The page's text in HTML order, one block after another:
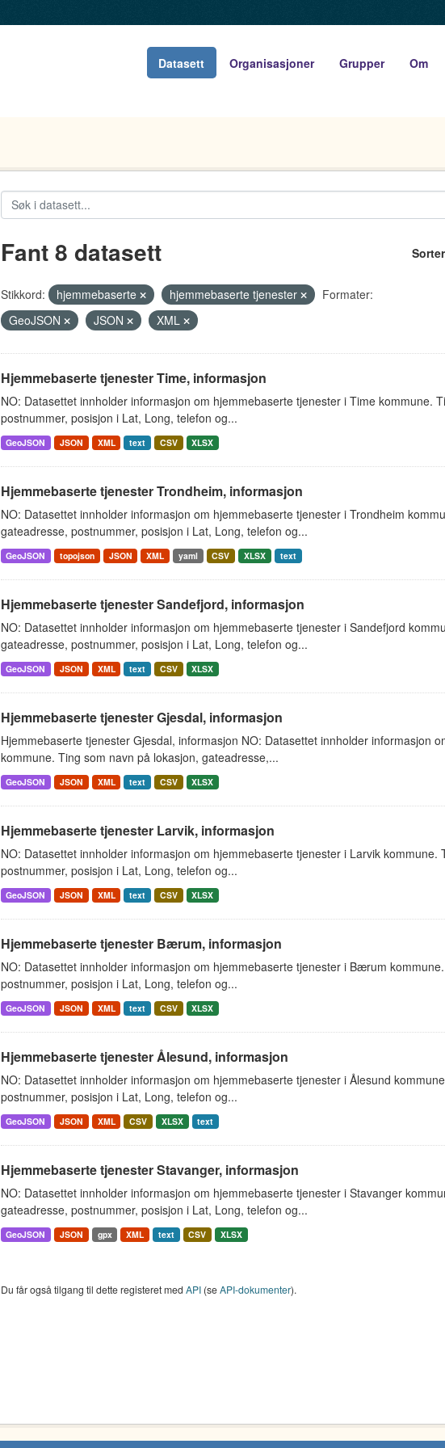
Datasett Organisasjoner Grupper Om
Fant 8 datasett
Stikkord: hjemmebaserte hjemmebaserte tjenester
Formater:
GeoJSON
JSON XML
Hjemmebaserte tjenester Time, informasjon
NO: Datasettet innholder informasjon om hjemmebaserte tjenester i Time kommune.
postnummer, posisjon i Lat, Long, telefon og...
GeoJSON JSON XML text CSV XLSX
Hjemmebaserte tjenester Trondheim, informasjon
NO: Datasettet innholder informasjon om hjemmebaserte tjenester i Trondheim
gateadresse, postnummer, posisjon i Lat, Long, telefon og...
GeoJSON topojson JSON XML yaml CSV XLSX text
Hjemmebaserte tjenester Sandefjord, informasjon
NO: Datasettet innholder informasjon om hjemmebaserte tjenester i Sandefjord
gateadresse, postnummer, posisjon i Lat, Long, telefon og...
GeoJSON JSON XML text CSV XLSX
Hjemmebaserte tjenester Gjesdal, informasjon
Hjemmebaserte tjenester Gjesdal, informasjon NO: Datasettet innholder informasjon
kommune. Ting som navn på lokasjon, gateadresse,...
GeoJSON JSON XML text CSV XLSX
Hjemmebaserte tjenester Larvik, informasjon
NO: Datasettet innholder informasjon om hjemmebaserte tjenester i Larvik
postnummer, posisjon i Lat, Long, telefon og...
GeoJSON JSON XML text CSV XLSX
Hjemmebaserte tjenester Bærum, informasjon
NO: Datasettet innholder informasjon om hjemmebaserte tjenester i Bærum
postnummer, posisjon i Lat, Long, telefon og...
GeoJSON JSON XML text CSV XLSX
Hjemmebaserte tjenester Ålesund, informasjon
NO: Datasettet innholder informasjon om hjemmebaserte tjenester i Ålesund
postnummer, posisjon i Lat, Long, telefon og...
GeoJSON JSON XML CSV XLSX text
Hjemmebaserte tjenester Stavanger, informasjon
NO: Datasettet innholder informasjon om hjemmebaserte tjenester i Stavanger
gateadresse, postnummer, posisjon i Lat, Long, telefon og...
GeoJSON JSON gpx XML text CSV XLSX
Du får også tilgang til dette registeret med API(seAPI-dokumenter).